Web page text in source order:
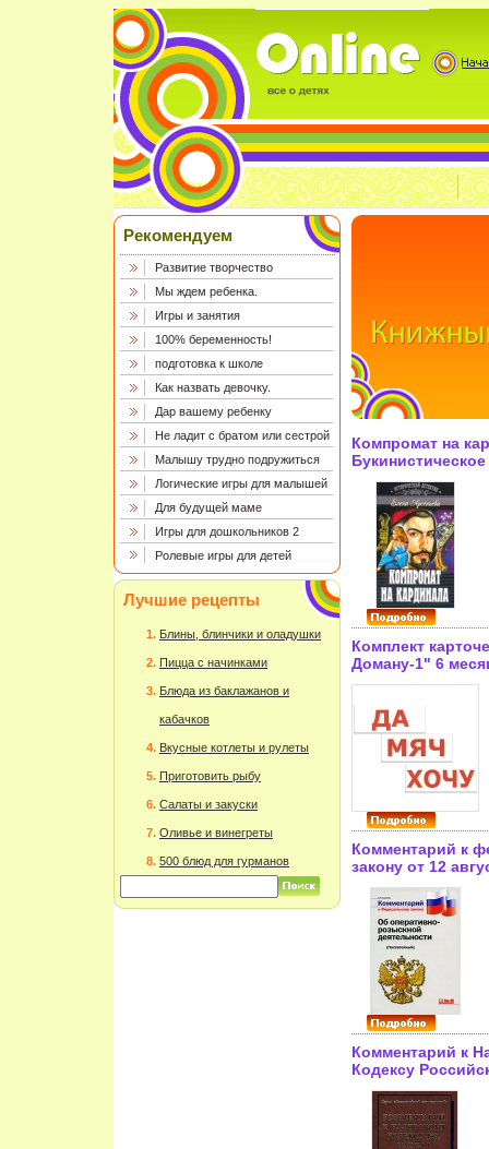
Рекомендуем
Развитие творчество
Мы ждем ребенка.
Игры и занятия
100% беременность!
подготовка к школе
Как назвать девочку.
Дар вашему ребенку
Не ладит с братом или сестрой
Малышу трудно подружиться
Логические игры для малышей
Для будущей маме
Игры для дошкольников 2
Ролевые игры для детей
Лучшие рецепты
Блины, блинчики и оладушки
Пицца с начинками
Блюда из баклажанов и
кабачков
Вкусные котлеты и рулеты
Приготовить рыбу
Салаты и закуски
Оливье и винегреты
500 блюд для гурманов
Компромат на
Сохранность:
Твердый
5-04-007283-Х
Комплект
Доману-1" 6
карточек инфо
Комментарий к
закону от 12
144-фз «Об
розыскной
изм И доп От 18
июля 1998 г , 5
декабря 1999 г ,
978-5-98534-
Комментарий к
Кодексу
Федерации,
(расширенный)
Постатейный
инфо 4394j.